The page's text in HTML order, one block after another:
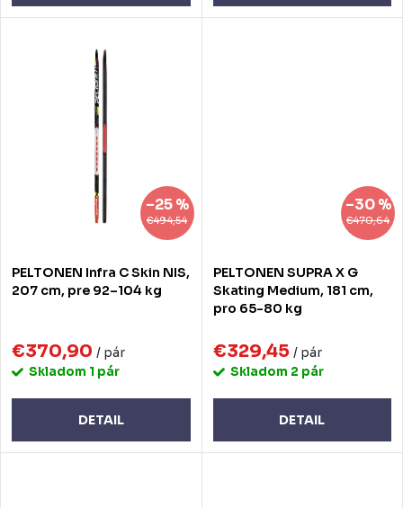
v
v
€494,54
–25 %
PELTONEN Infra C Skin NIS,
207 cm, pre 92–104 kg
€370,90 / pár
Skladom 1 pár
DETAIL
€470,64
–30 %
PELTONEN SUPRA X G
Skating Medium, 181 cm,
pro 65-80 kg
€329,45 / pár
Skladom 2 pár
DETAIL